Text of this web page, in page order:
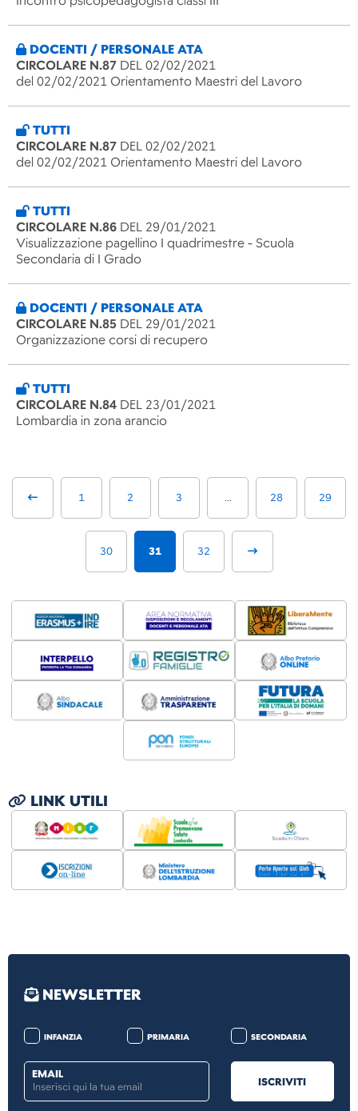
DOCENTI / PERSONALE ATA
CIRCOLARE N.87 DEL 02/02/2021
del 02/02/2021 Orientamento Maestri del Lavoro
TUTTI
CIRCOLARE N.87 DEL 02/02/2021
del 02/02/2021 Orientamento Maestri del Lavoro
TUTTI
CIRCOLARE N.86 DEL 29/01/2021
Visualizzazione pagellino I quadrimestre - Scuola
Secondaria di I Grado
DOCENTI / PERSONALE ATA
CIRCOLARE N.85 DEL 29/01/2021
Organizzazione corsi di recupero
TUTTI
CIRCOLARE N.84 DEL 23/01/2021
Lombardia in zona arancio
1 2 3 ... 28 29
30 31 32
LINK UTILI
NEWSLETTER
INFANZIA PRIMARIA SECONDARIA
EMAIL
ISCRIVITI